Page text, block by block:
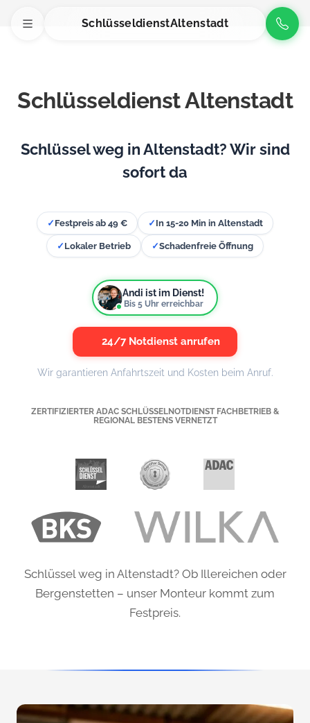
SchlüsseldienstAltenstadt
Schlüsseldienst Altenstadt
Schlüssel weg in Altenstadt? Wir sind
sofort da
✓ Festpreis ab 49 € ✓ In 15-20 Min in Altenstadt
✓ Lokaler Betrieb ✓Schadenfreie Öffnung
Andi ist im Dienst!
Bis 5Uhr erreichbar
24/7 Notdienst anrufen
Wir garantieren Anfahrtszeit und Kosten beim Anruf.
ZERTIFIZIERTER ADAC SCHLÜSSELNOTDIENST FACHBETRIEB &
REGIONAL BESTENS VERNETZT
Schlüssel weg in Altenstadt? Ob Illereichen oder
Bergenstetten – unser Monteur kommt zum
Festpreis.